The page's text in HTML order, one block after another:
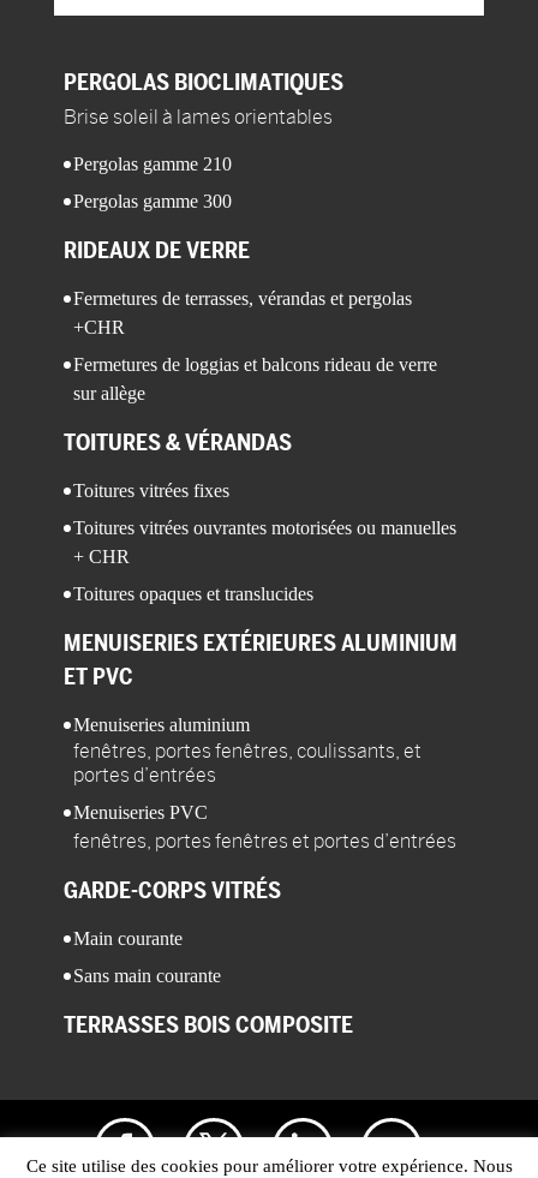
PERGOLAS BIOCLIMATIQUES
Brise soleil à lames orientables
Pergolas gamme 210
Pergolas gamme 300
RIDEAUX DE VERRE
Fermetures de terrasses, vérandas et pergolas
+CHR
Fermetures de loggias et balcons rideau de verre
sur allège
TOITURES& VÉRANDAS
Toitures vitrées fixes
Toitures vitrées ouvrantes motorisées ou manuelles
+ CHR
Toitures opaques et translucides
MENUISERIESEXTÉRIEURES ALUMINIUM
ET PVC
Menuiseries aluminium
fenêtres, portes fenêtres, coulissants, et
portes d’entrées
Menuiseries PVC
fenêtres, portes fenêtres et portes d’entrées
GARDE-CORPSVITRÉS
Main courante
Sans main courante
TERRASSES BOIS COMPOSITE
Ce site utilise des cookies pour améliorer votre expérience. Nous